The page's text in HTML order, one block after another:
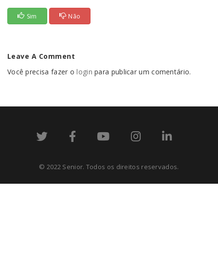
Sim Não
Leave A Comment
Você precisa fazer ologin para publicar um comentário.
© 2022 Senior. Todos os direitos reservados.